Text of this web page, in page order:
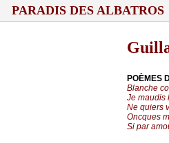
PARADIS DES ALBATROS
POÈMES
Blanche
Je maudis
Ne quiers
Oncques
Si par